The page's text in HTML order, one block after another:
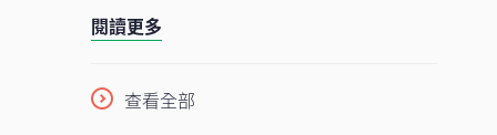
有望延續至2026年下半年，並進一步推進至
動性。此成果主要來自本基金的四大投資支
元分散配置增長型、價值型及收益型股票。
在《2026年下半年展望》中，亞洲區多元資
閱讀更多
查看全部